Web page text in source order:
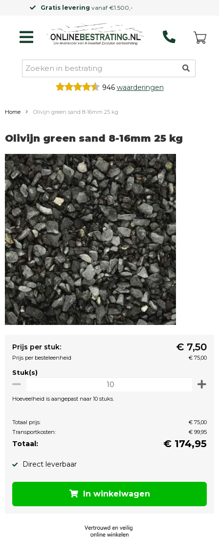
Kleinere vrachtwagen
946 waarderingen
Home Olivijn green sand 8-16mm 25 kg
Olivijn green sand 8-16mm 25 kg
Prijs per stuk: € 7,50
Prijs per besteleenheid € 75,00
Stuk(s)
Hoeveelheid is aangepast naar 10 stuks.
Totaal prijs:
€ 75,00
Transportkosten:
€ 99,95
Totaal: € 174,95
Direct leverbaar
In winkelwagen